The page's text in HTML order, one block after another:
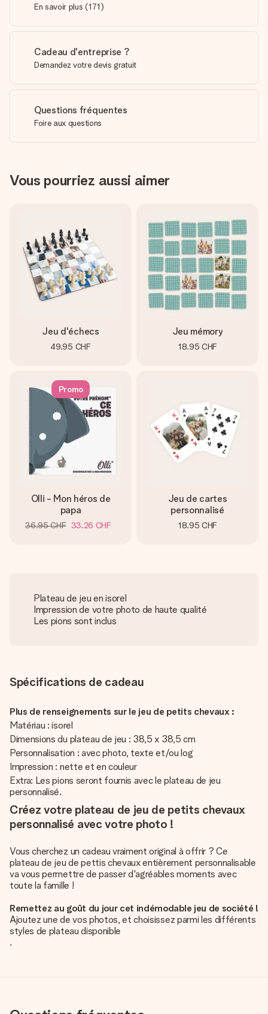
En savoir plus (171)
Cadeau d'entreprise ?
Demandez votre devis gratuit
Questions fréquentes
Foire aux questions
Vous pourriez aussi aimer
Jeu d'échecs
49.95 CHF
Jeu mémory
18.95 CHF
Promo
Olli - Mon héros de
papa
36.95 CHF 33.26 CHF
Jeu de cartes
personnalisé
18.95 CHF
Plateau de jeu en isorel
Impression de votre photo de haute qualité
Les pions sont inclus
Spécifications de cadeau
Plus de renseignements sur le jeu de petits chevaux :
Matériau : isorel
Dimensions du plateau de jeu : 38,5 x 38,5 cm
Personnalisation : avec photo, texte et/ou log
Impression : nette et en couleur
Extra: Les pions seront fournis avec le plateau de jeu
personnalisé.
Créez votre plateau de jeu de petits chevaux
personnalisé avec votre photo !
Vous cherchez un cadeau vraiment original à offrir ? Ce
plateau de jeu de pettis chevaux entièrement personnalisable
va vous permettre de passer d'agréables moments avec
toute la famille !
Remettez au goût du jour cet indémodable jeu de société !
Ajoutez une de vos photos, et choisissez parmi les différents
styles de plateau disponible
.